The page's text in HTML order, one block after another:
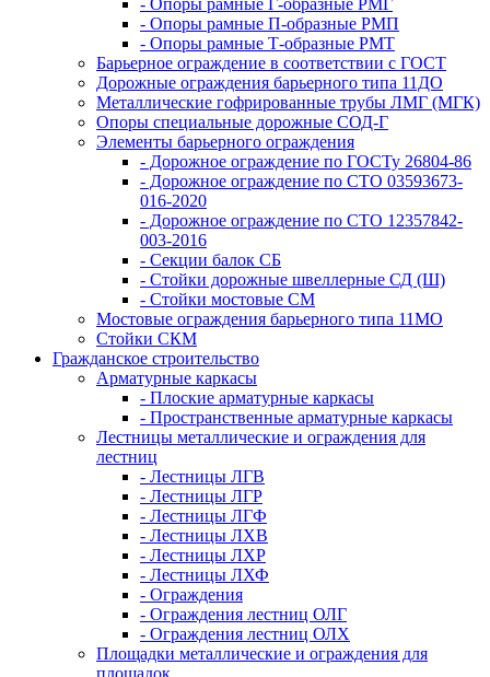
- Опоры рамные Г-образные РМГ
- Опоры рамные П-образные РМП
- Опоры рамные Т-образные РМТ
Барьерное ограждение в соответствии с ГОСТ
Дорожные ограждения барьерного типа 11ДО
Металлические гофрированные трубы ЛМГ (МГК)
Опоры специальные дорожные СОД-Г
Элементы барьерного ограждения
- Дорожное ограждение по ГОСТу 26804-86
- Дорожное ограждение по СТО 03593673-
016-2020
- Дорожное ограждение по СТО 12357842-
003-2016
- Секции балок СБ
- Стойки дорожные швеллерные СД (Ш)
- Стойки мостовые СМ
Мостовые ограждения барьерного типа 11МО
Стойки СКМ
Гражданское строительство
Арматурные каркасы
- Плоские арматурные каркасы
- Пространственные арматурные каркасы
Лестницы металлические и ограждения для
лестниц
- Лестницы ЛГВ
- Лестницы ЛГР
- Лестницы ЛГФ
- Лестницы ЛХВ
- Лестницы ЛХР
- Лестницы ЛХФ
- Ограждения
- Ограждения лестниц ОЛГ
- Ограждения лестниц ОЛХ
Площадки металлические и ограждения для
площадок